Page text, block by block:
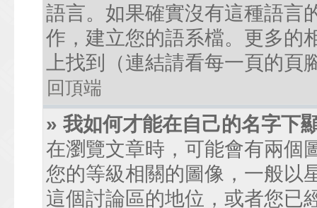
語言。如果確實沒有這種語言
作，建立您的語系檔。更多的
上找到（連結請看每一頁的頁
回頂端
» 我如何才能在自己的名字下
在瀏覽文章時，可能會有兩個
您的等級相關的圖像，一般以
這個討論區的地位，或者您已